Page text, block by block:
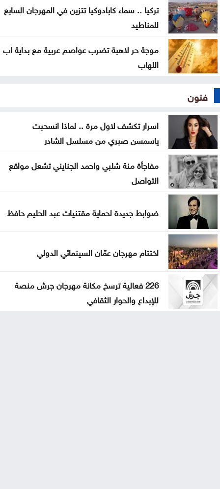
الحارة
تركيا .. سماء كابادوكيا تتزين في المهرجان السابع
للمناطيد
موجة حر لاهبة تضرب عواصم عربية مع بداية اب
اللهاب
فنون
اسرار تكشف لاول مرة .. لماذا انسحبت
ياسمسن صبري من مسلسل الشادر
مفاجأة منة شلبي واحمد الجنايني تشعل مواقع
التواصل
ضوابط جديدة لحماية مقتنيات عبد الحليم حافظ
اختتام مهرجان عمّان السينمائي الدولي
226 فعالية ترسخ مكانة مهرجان جرش منصة
للإبداع والحوار الثقافي